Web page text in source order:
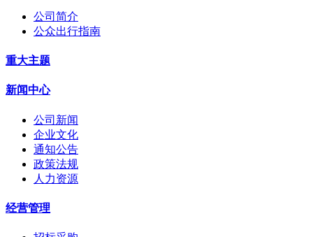
公司简介
公众出行指南
重大主题
新闻中心
公司新闻
企业文化
通知公告
政策法规
人力资源
经营管理